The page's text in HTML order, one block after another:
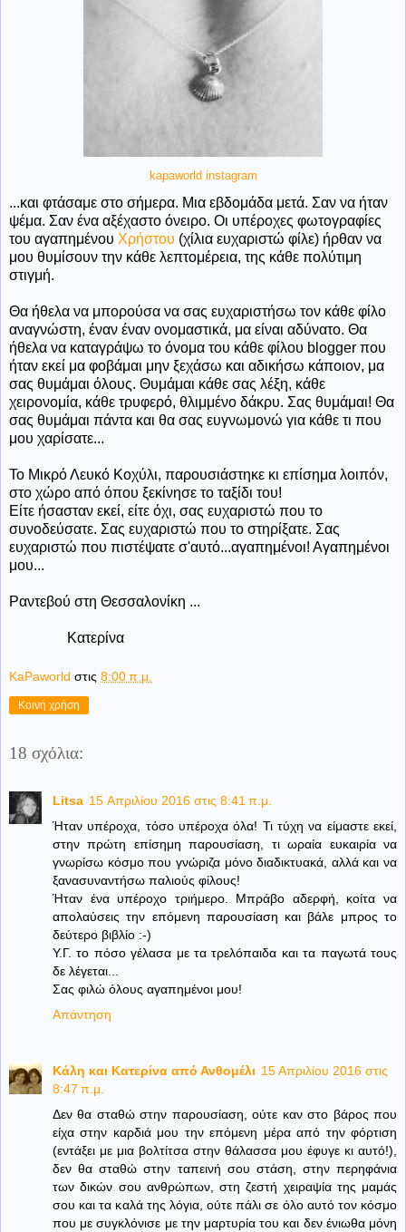
kapaworld instagram
...και φτάσαμε στο σήμερα. Μια εβδομάδα μετά. Σαν να ήταν
ψέμα. Σαν ένα αξέχαστο όνειρο. Οι υπέροχες φωτογραφίες
του αγαπημένου Χρήστου (χίλια ευχαριστώ φίλε) ήρθαν να
μου θυμίσουν την κάθε λεπτομέρεια, της κάθε πολύτιμη
στιγμή.
Θα ήθελα να μπορούσα να σας ευχαριστήσω τον κάθε φίλο
αναγνώστη, έναν έναν ονομαστικά, μα είναι αδύνατο. Θα
ήθελα να καταγράψω το όνομα του κάθε φίλου blogger που
ήταν εκεί μα φοβάμαι μην ξεχάσω και αδικήσω κάποιον, μα
σας θυμάμαι όλους. Θυμάμαι κάθε σας λέξη, κάθε
χειρονομία, κάθε τρυφερό, θλιμμένο δάκρυ. Σας θυμάμαι! Θα
σας θυμάμαι πάντα και θα σας ευγνωμονώ για κάθε τι που
μου χαρίσατε...
Το Μικρό Λευκό Κοχύλι, παρουσιάστηκε κι επίσημα λοιπόν,
στο χώρο από όπου ξεκίνησε το ταξίδι του!
Είτε ήσασταν εκεί, είτε όχι, σας ευχαριστώ που το
συνοδεύσατε. Σας ευχαριστώ που το στηρίξατε. Σας
ευχαριστώ που πιστέψατε σ'αυτό...αγαπημένοι! Αγαπημένοι
μου...
Ραντεβού στη Θεσσαλονίκη ...
Κατερίνα
KaPaworld στις 8:00 π.μ.
Κοινή χρήση
18 σχόλια:
Litsa 15 Απριλίου 2016 στις 8:41 π.μ.
Ήταν υπέροχα, τόσο υπέροχα όλα! Τι τύχη να είμαστε εκεί,
στην πρώτη επίσημη παρουσίαση, τι ωραία ευκαιρία να
γνωρίσω κόσμο που γνώριζα μόνο διαδικτυακά, αλλά και να
ξανασυναντήσω παλιούς φίλους!
Ήταν ένα υπέροχο τριήμερο. Μπράβο αδερφή, κοίτα να
απολαύσεις την επόμενη παρουσίαση και βάλε μπρος το
δεύτερο βιβλίο :-)
Υ.Γ. το πόσο γέλασα με τα τρελόπαιδα και τα παγωτά τους
δε λέγεται...
Σας φιλώ όλους αγαπημένοι μου!
Απάντηση
Κάλη και Κατερίνα από Ανθομέλι 15 Απριλίου 2016 στις
8:47 π.μ.
Δεν θα σταθώ στην παρουσίαση, ούτε καν στο βάρος που
είχα στην καρδιά μου την επόμενη μέρα από την φόρτιση
(εντάξει με μια βολτίτσα στην θάλασσα μου έφυγε κι αυτό!),
δεν θα σταθώ στην ταπεινή σου στάση, στην περηφάνια
των δικών σου ανθρώπων, στη ζεστή χειραψία της μαμάς
σου και τα καλά της λόγια, ούτε πάλι σε όλο αυτό τον κόσμο
που με συγκλόνισε με την μαρτυρία του και δεν ένιωθα μόνη